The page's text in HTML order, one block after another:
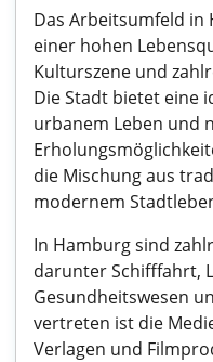
Das Arbeitsumfeld in
einer hohen
Kulturszene und
Die Stadt bietet eine
urbanem Leben und
die Mischung aus
modernem
In Hamburg sind
darunter Schifffahrt,
Gesundheitswesen
vertreten ist die
Verlagen und